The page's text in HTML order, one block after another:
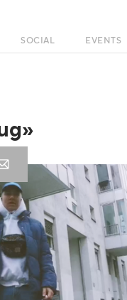
SOCIAL EVENTS